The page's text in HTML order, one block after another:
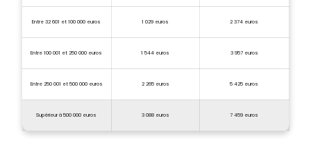
Entre 32 601 et 100 000 euros 1 029 euros 2 374 euros
Entre 100 001 et 250 000 euros 1 544 euros 3 957 euros
Entre 250 001 et 500 000 euros 2 265 euros 5 425 euros
Supérieur à 500 000 euros 3 088 euros 7 459 euros